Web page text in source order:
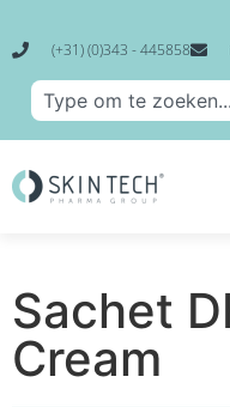
(+31) (0)343 - 445858
Sachet
Cream